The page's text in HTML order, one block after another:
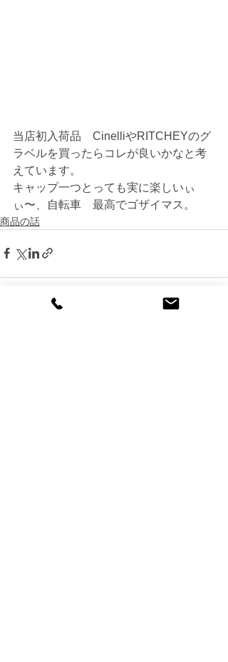
当店初入荷品　CinelliやRITCHEYのグ
ラベルを買ったらコレが良いかなと考
えています。
キャップ一つとっても実に楽しいぃ
ぃ〜、自転車　最高でゴザイマス。
商品の話